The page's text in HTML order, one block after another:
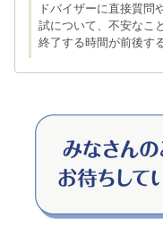
ドバイザーに直接質問
試について、不安なこ
終了する時間が前後す